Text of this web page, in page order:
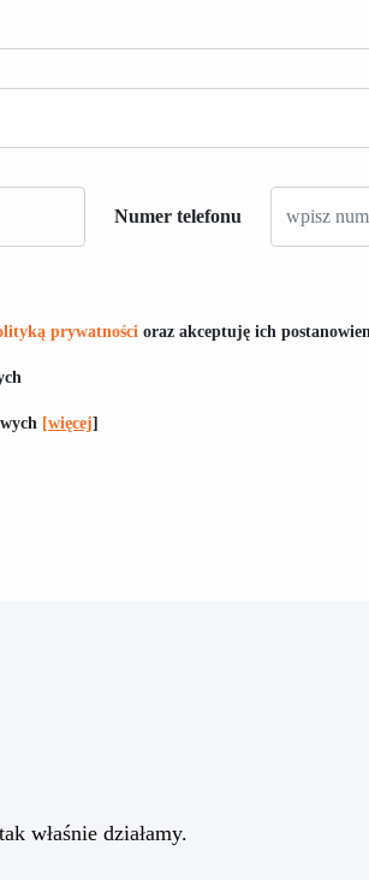
Numer telefonu
prywatnościoraz akceptuję ich
[więcej]
właśnie działamy.